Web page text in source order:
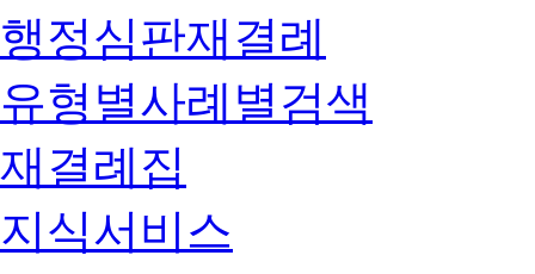
행정심판재결례
유형별사례별검색
재결례집
지식서비스